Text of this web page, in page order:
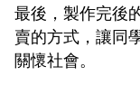
最後，製作完後
賣的方式，讓同
關懷社會。